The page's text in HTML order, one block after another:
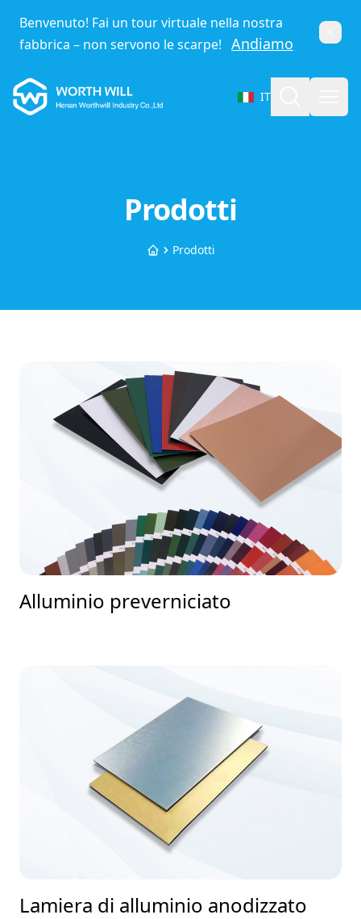
Benvenuto! Fai un tour virtuale nella nostra
fabbrica – non servono le scarpe! Andiamo Chiudi
Worthwill
IT
Seleziona lingua
Prodotti
HomeProdotti
Alluminio preverniciato
Lamiera di alluminio anodizzato